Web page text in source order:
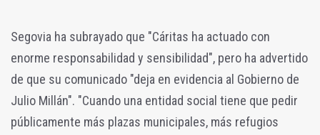
Segovia ha subrayado que "Cáritas ha actuado con
enorme responsabilidad y sensibilidad", pero ha advertido
de que su comunicado "deja en evidencia al Gobierno de
Julio Millán". "Cuando una entidad social tiene que pedir
públicamente más plazas municipales, más refugios